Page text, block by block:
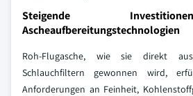
Steigende
Ascheaufbereitungstechnologien
Roh-Flugasche, wie sie direkt
Schlauchfiltern gewonnen wird,
Anforderungen an Feinheit,